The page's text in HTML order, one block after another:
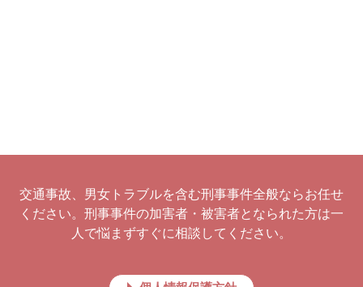
交通事故、男女トラブルを含む刑事事件全般ならお任せ
ください。刑事事件の加害者・被害者となられた方は一
人で悩まずすぐに相談してください。